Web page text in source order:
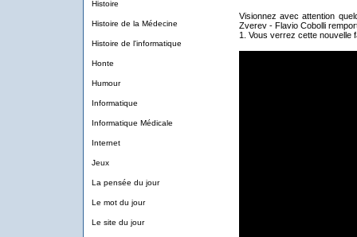
Histoire
Histoire de la Médecine
Histoire de l'informatique
Honte
Humour
Informatique
Informatique Médicale
Internet
Jeux
La pensée du jour
Le mot du jour
Le site du jour
Visionnez avec attention
Zverev - Flavio Cobolli
1. Vous verrez cette nouvelle